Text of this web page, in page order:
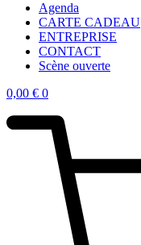
Agenda
CARTE CADEAU
ENTREPRISE
CONTACT
Scène ouverte
0,00 € 0